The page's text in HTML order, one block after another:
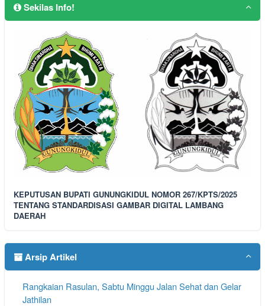
Sekilas Info!
KEPUTUSAN BUPATI GUNUNGKIDUL NOMOR 267/KPTS/2025
TENTANG STANDARDISASI GAMBAR DIGITAL LAMBANG
DAERAH
Arsip Artikel
Rangkaian Rasulan, Sabtu Minggu Jalan Sehat dan Gelar
Jathilan